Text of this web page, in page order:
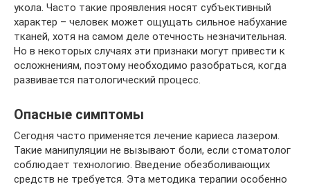
укола. Часто такие проявления носят субъективный
характер – человек может ощущать сильное набухание
тканей, хотя на самом деле отечность незначительная.
Но в некоторых случаях эти признаки могут привести к
осложнениям, поэтому необходимо разобраться, когда
развивается патологический процесс.
Опасные симптомы
Сегодня часто применяется лечение кариеса лазером.
Такие манипуляции не вызывают боли, если стоматолог
соблюдает технологию. Введение обезболивающих
средств не требуется. Эта методика терапии особенно